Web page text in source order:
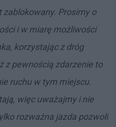
zablokowany. Prosimy o
i w miarę możliwości
korzystając z dróg
z pewnością zdarzenie to
ruchu w tym miejscu.
więc uważajmy i nie
rozważna jazda pozwoli